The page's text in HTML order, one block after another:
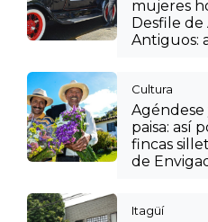
mujeres
Desfile de
Antiguos:
Cultura
Agéndese
paisa: así
fincas
de
Itagüí